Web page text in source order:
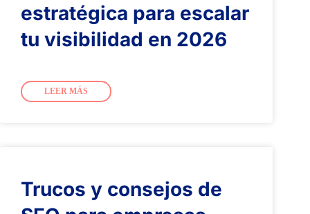
estratégica para escalar
tu visibilidad en 2026
LEER MÁS
Trucos y consejos de